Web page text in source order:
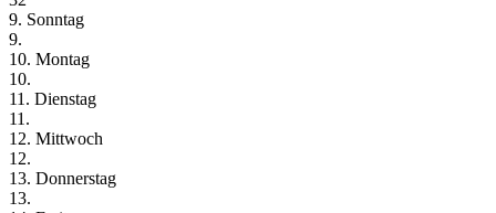
9. Sonntag
9.
10. Montag
10.
11. Dienstag
11.
12. Mittwoch
12.
13. Donnerstag
13.